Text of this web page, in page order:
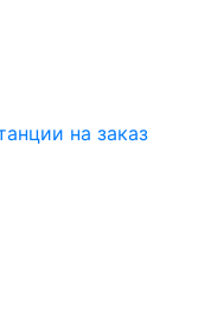
на заказ